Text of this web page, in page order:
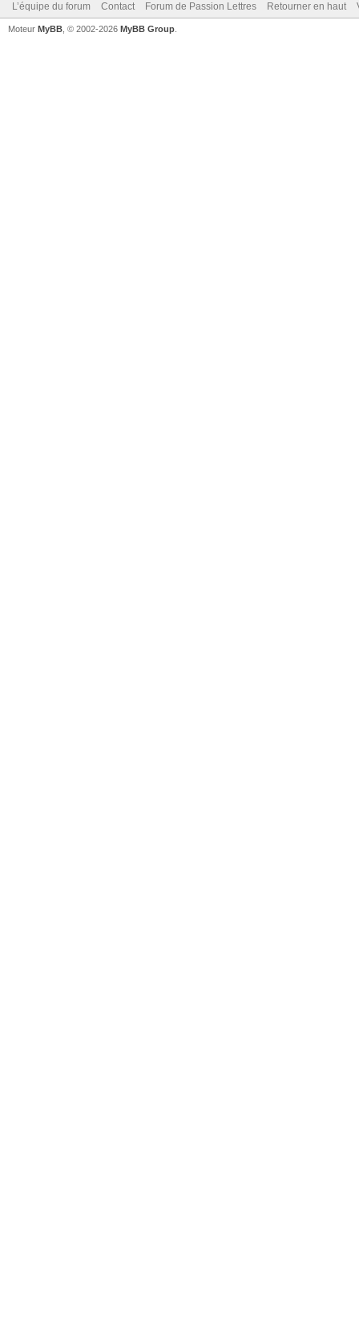
L’équipe du forum Contact Forum de Passion Lettres Retourner en haut
Moteur MyBB , © 2002-2026 MyBB Group